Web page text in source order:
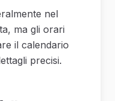
nel
ma gli orari
il calendario
precisi.